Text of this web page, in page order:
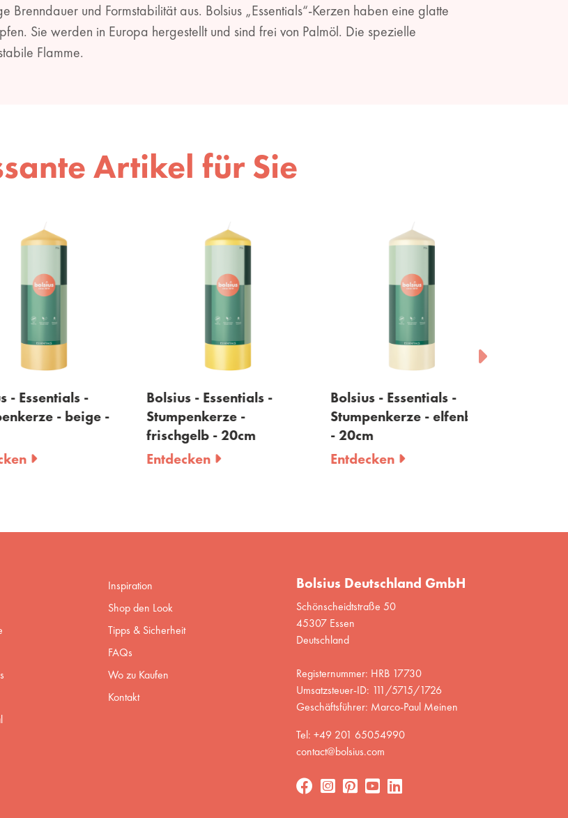
und Formstabilität aus. Bolsius „Essentials“-Kerzen haben eine glatte
Sie werden in Europa hergestellt und sind frei von Palmöl. Die spezielle
Flamme.
Artikel für Sie
-
- beige -
Bolsius - Essentials -
Stumpenkerze -
frischgelb - 20cm
Entdecken
Bolsius - Essentials -
Stumpenkerze - elfenbein
- 20cm
Entdecken
Inspiration
Shop den Look
Tipps & Sicherheit
FAQs
Wo zu Kaufen
Kontakt
Bolsius Deutschland GmbH
Schönscheidtstraße 50
45307 Essen
Deutschland
Registernummer: HRB 17730
Umsatzsteuer-ID: 111/5715/1726
Geschäftsführer: Marco-Paul Meinen
Tel: +49 201 65054990
contact@bolsius.com